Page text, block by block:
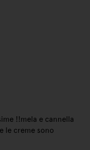
!!mela e cannella
le creme sono